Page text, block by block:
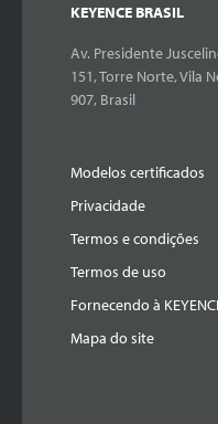
KEYENCE BRASIL
Av. Presidente
151, Torre Norte, Vila
907, Brasil
Modelos certificados
Privacidade
Termos e condições
Termos de uso
Fornecendo à
Mapa do site